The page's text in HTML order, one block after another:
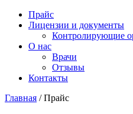
Прайс
Лицензии и документы
Контролирующие
О нас
Врачи
Отзывы
Контакты
Главная /Прайс